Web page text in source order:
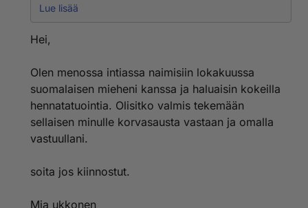
punaista väriä. tosin kertaakaan en ulkomailla ole
ollut vaikka minulla onkin paha allergia ja ihottumaa
käsissä. ihmettelen vain että milläköhän tekniikalla ne
Lue lisää
Hei,
Olen menossa intiassa naimisiin lokakuussa
suomalaisen mieheni kanssa ja haluaisin kokeilla
hennatatuointia. Olisitko valmis tekemään
sellaisen minulle korvasausta vastaan ja omalla
vastuullani.
soita jos kiinnostut.
Mia ukkonen